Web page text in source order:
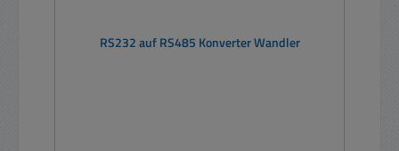
RS232 auf RS485 Konverter Wandler